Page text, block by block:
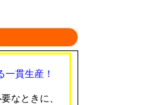
標準
るタイ
一貫生産！
なときに、